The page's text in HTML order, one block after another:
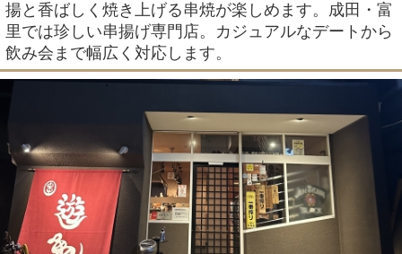
揚と香ばしく焼き上げる串焼が楽しめます。成田・富
里では珍しい串揚げ専門店。カジュアルなデートから
飲み会まで幅広く対応します。